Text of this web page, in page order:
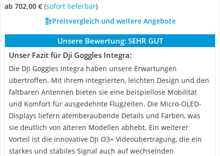
ab 702,00 € ( Sofort lieferbar)
Preisvergleich und weitere Angebote
Unsere Bewertung: SEHR GUT
Unser Fazit für Dji Goggles Integra:
Die DJI Goggles Integra haben unsere Erwartungen
übertroffen. Mit ihrem integrierten, leichten Design und den
faltbaren Antennen bieten sie eine beispiellose Mobilität
und Komfort für ausgedehnte Flugzeiten. Die Micro-OLED-
Displays liefern atemberaubende Details und Farben, was
sie deutlich von älteren Modellen abhebt. Ein weiterer
Vorteil ist die innovative DJI O3+ Videoübertragung, die ein
starkes und stabiles Signal auch auf wechselnden